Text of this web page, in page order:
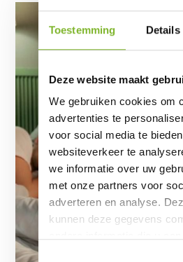
Toestemming Details
Deze website maakt
We gebruiken cookies om
advertenties te
voor social media te
websiteverkeer te
we informatie over uw
met onze partners voor
adverteren en analyse.
kunnen deze gegevens